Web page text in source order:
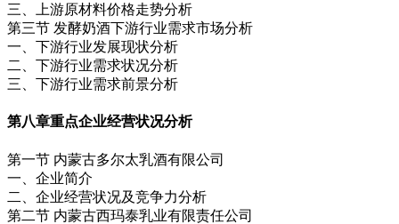
三、上游原材料价格走势分析
第三节 发酵奶酒下游行业需求市场分析
一、下游行业发展现状分析
二、下游行业需求状况分析
三、下游行业需求前景分析
第八章重点企业经营状况分析
第一节 内蒙古多尔太乳酒有限公司
一、企业简介
二、企业经营状况及竞争力分析
第二节 内蒙古西玛泰乳业有限责任公司